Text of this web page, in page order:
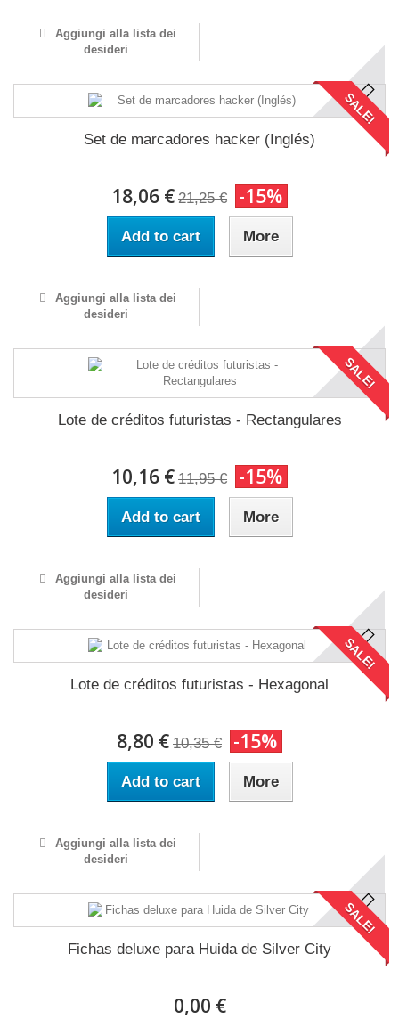
Aggiungi alla lista dei
desideri
SALE!
Set de marcadores hacker (Inglés)
18,06 € 21,25 € -15%
Add to cart More
Aggiungi alla lista dei
desideri
SALE!
Lote de créditos futuristas - Rectangulares
10,16 € 11,95 € -15%
Add to cart More
Aggiungi alla lista dei
desideri
SALE!
Lote de créditos futuristas - Hexagonal
8,80 € 10,35 € -15%
Add to cart More
Aggiungi alla lista dei
desideri
SALE!
Fichas deluxe para Huida de Silver City
0,00 €